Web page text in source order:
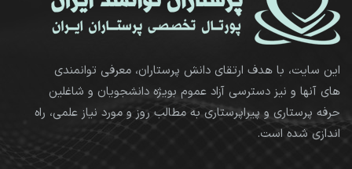
این سایت، با هدف ارتقای دانش پرستاران، معرفی توانمندی
های آنها و نیز دسترسی آزاد عموم بویژه دانشجویان و شاغلین
حرفه پرستاری و پیراپرستاری به مطالب روز و مورد نیاز علمی، راه
اندازی شده است.